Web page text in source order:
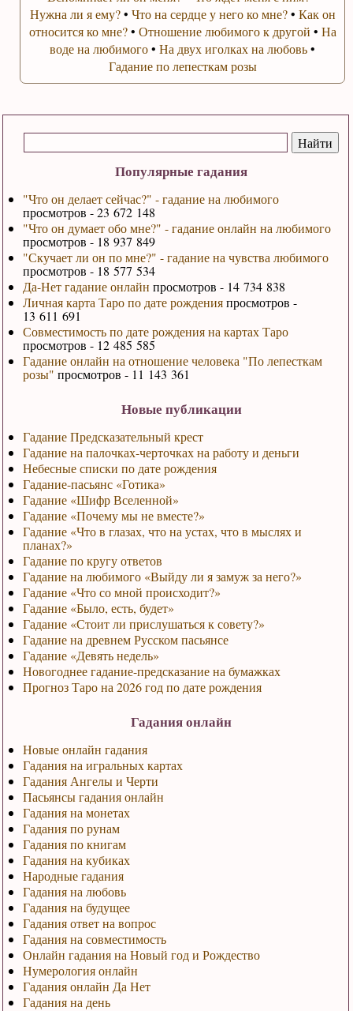
Популярные гадания
"Что он делает сейчас?" - гадание на любимого
просмотров - 23 672 148
"Что он думает обо мне?" - гадание онлайн на любимого
просмотров - 18 937 849
"Скучает ли он по мне?" - гадание на чувства любимого
просмотров - 18 577 534
Да-Нет гадание онлайн просмотров - 14 734 838
Личная карта Таро по дате рожденияпросмотров -
13 611 691
Совместимость по дате рождения на картах Таро
просмотров - 12 485 585
Гадание онлайн на отношение человека "По лепесткам
розы" просмотров - 11 143 361
Новые публикации
Гадание Предсказательный крест
Гадание на палочках-черточках на работу и деньги
Небесные списки по дате рождения
Гадание-пасьянс «Готика»
Гадание «Шифр Вселенной»
Гадание «Почему мы не вместе?»
Гадание «Что в глазах, что на устах, что в мыслях и
планах?»
Гадание по кругу ответов
Гадание на любимого «Выйду ли я замуж за него?»
Гадание «Что со мной происходит?»
Гадание «Было, есть, будет»
Гадание «Стоит ли прислушаться к совету?»
Гадание на древнем Русском пасьянсе
Гадание «Девять недель»
Новогоднее гадание-предсказание на бумажках
Прогноз Таро на 2026 год по дате рождения
Гадания онлайн
Новые онлайн гадания
Гадания на игральных картах
Гадания Ангелы и Черти
Пасьянсы гадания онлайн
Гадания на монетах
Гадания по рунам
Гадания по книгам
Гадания на кубиках
Народные гадания
Гадания на любовь
Гадания на будущее
Гадания ответ на вопрос
Гадания на совместимость
Онлайн гадания на Новый год и Рождество
Нумерология онлайн
Гадания онлайн Да Нет
Гадания на день
Нужна ли я ему?• Что на сердце у него ко мне?• Как он
относится ко мне?• Отношение любимого к другой • На
воде на любимого•На двух иголках на любовь•
Гадание по лепесткам розы